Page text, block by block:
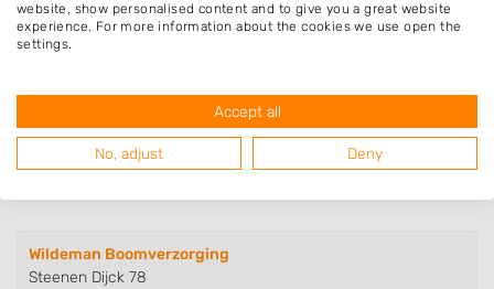
Op 3,44 km afstand
Burg. Dommisseplantsoen 1
3145ME Maassluis
Op 3,98 km afstand
Wildeman Boomverzorging
Steenen Dijck 78
website, show personalised content and to give you a great website
experience. For more information about the cookies we use open the
settings.
Accept all
No, adjust Deny